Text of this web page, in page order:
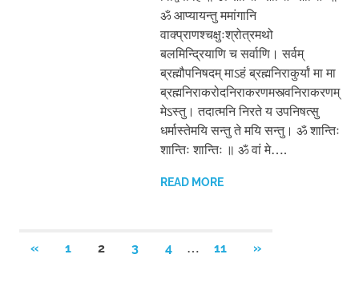
ॐ आप्यायन्तु ममांगानि
वाक्प्राणश्चक्षुःश्रोत्रमथो
बलमिन्द्रियाणि च सर्वाणि। सर्वम्
ब्रह्मौपनिषदम् माऽहं ब्रह्मनिराकुर्यां मा मा
ब्रह्मनिराकरोदनिराकरणमस्त्वनिराकरणम्
मेऽस्तु। तदात्मनि निरते य उपनिषत्सु
धर्मास्तेमयि सन्तु ते मयि सन्तु। ॐ शान्तिः
शान्तिः शान्तिः ॥ ॐ वां मे….
READ MORE
Posts
«PREVIOUS
1 2 3 4 11
NEXT
»